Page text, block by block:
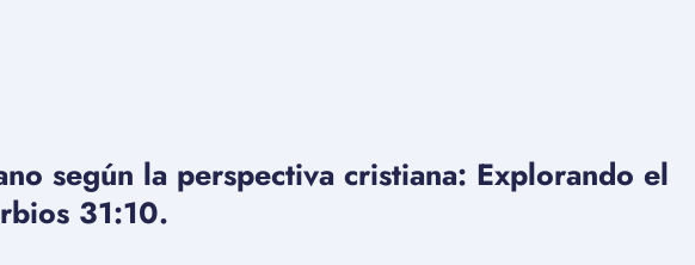
según la perspectiva cristiana: Explorando el
31:10.